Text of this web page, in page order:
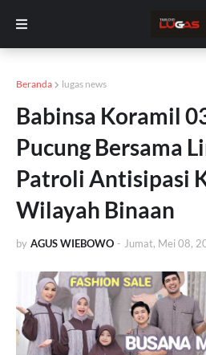
Beranda lugas news
Babinsa Koramil
Pucung Bersama
Patroli Antisipasi
Wilayah Binaan
by AGUS WIEBOWO - Jumat, Mei 08,